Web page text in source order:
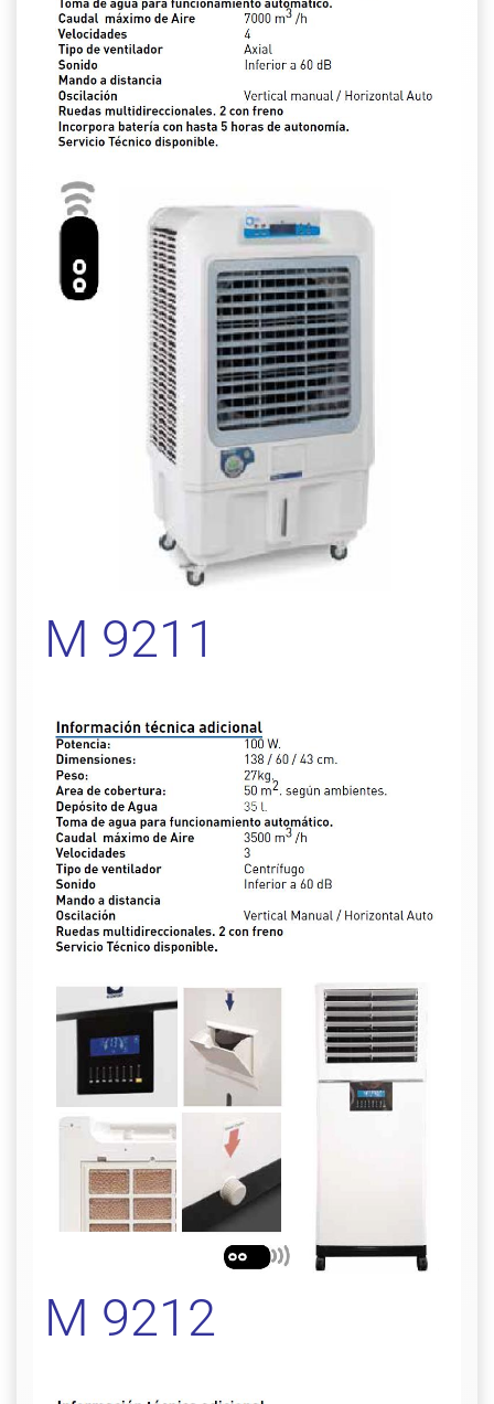
M 9211
M 9212